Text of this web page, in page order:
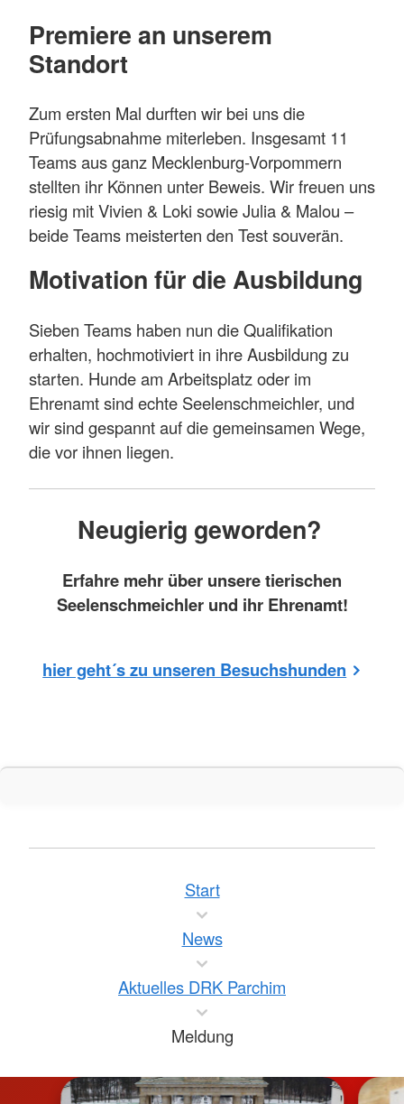
Premiere an unserem
Standort
Zum ersten Mal durften wir bei uns die
Prüfungsabnahme miterleben. Insgesamt 11
Teams aus ganz Mecklenburg-Vorpommern
stellten ihr Können unter Beweis. Wir freuen uns
riesig mit Vivien & Loki sowie Julia & Malou –
beide Teams meisterten den Test souverän.
Motivation für die Ausbildung
Sieben Teams haben nun die Qualifikation
erhalten, hochmotiviert in ihre Ausbildung zu
starten. Hunde am Arbeitsplatz oder im
Ehrenamt sind echte Seelenschmeichler, und
wir sind gespannt auf die gemeinsamen Wege,
die vor ihnen liegen.
Neugierig geworden?
Erfahre mehr über unsere tierischen
Seelenschmeichler und ihr Ehrenamt!
hier geht´s zu unseren Besuchshunden
Start
News
Aktuelles DRK Parchim
Meldung